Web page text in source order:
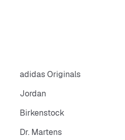
adidas Originals
Jordan
Birkenstock
Dr. Martens